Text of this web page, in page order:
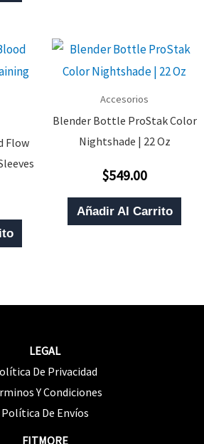
Flow
Accesorios
Blender Bottle ProStak Color
Nightshade | 22 Oz
Valorado
0
De
5
$549.00
Añadir Al Carrito
LEGAL
De Privacidad
Y Condiciones
Política De Envíos
FITMORE